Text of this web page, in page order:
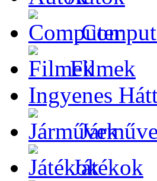
Filmek
Ingyenes
Játékok